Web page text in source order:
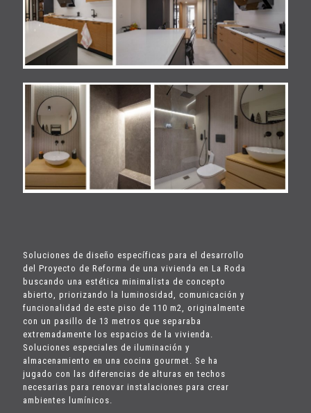
Soluciones de diseño específicas para el desarrollo
del Proyecto de Reforma de una vivienda en La Roda
buscando una estética minimalista de concepto
abierto, priorizando la luminosidad, comunicación y
funcionalidad de este piso de 110 m2, originalmente
con un pasillo de 13 metros que separaba
extremadamente los espacios de la vivienda.
Soluciones especiales de iluminación y
almacenamiento en una cocina gourmet. Se ha
jugado con las diferencias de alturas en techos
necesarias para renovar instalaciones para crear
ambientes lumínicos.